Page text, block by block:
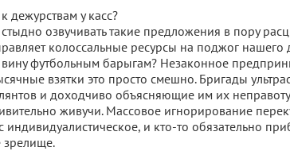
дежурствам у касс?
озвучивать такие предложения в пору
колоссальные ресурсы на поджог нашего
футбольным барыгам? Незаконное
взятки это просто смешно. Бригады
и доходчиво объясняющие им их
живучи. Массовое игнорирование
индивидуалистическое, и кто-то обязательно
зрелище.